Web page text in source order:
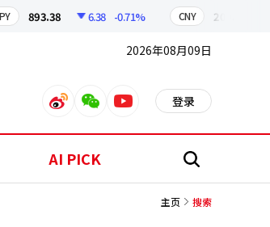
893.38 6.38 -0.71% CNY 209.17
2026年08月09日
weiboweixinyoutube 登录
AI PICK 搜
主页 搜索